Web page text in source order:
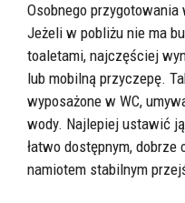
Osobnego
Jeżeli w pobliżu nie ma
toaletami, najczęściej
lub mobilną przyczepę.
wyposażone w WC,
wody. Najlepiej ustawić
łatwo dostępnym, dobrze
namiotem stabilnym